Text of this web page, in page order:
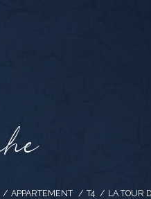
he
APPARTEMENT T4 LA TOUR